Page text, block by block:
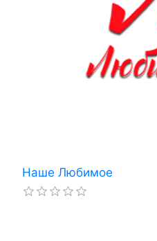
Наше Любимое